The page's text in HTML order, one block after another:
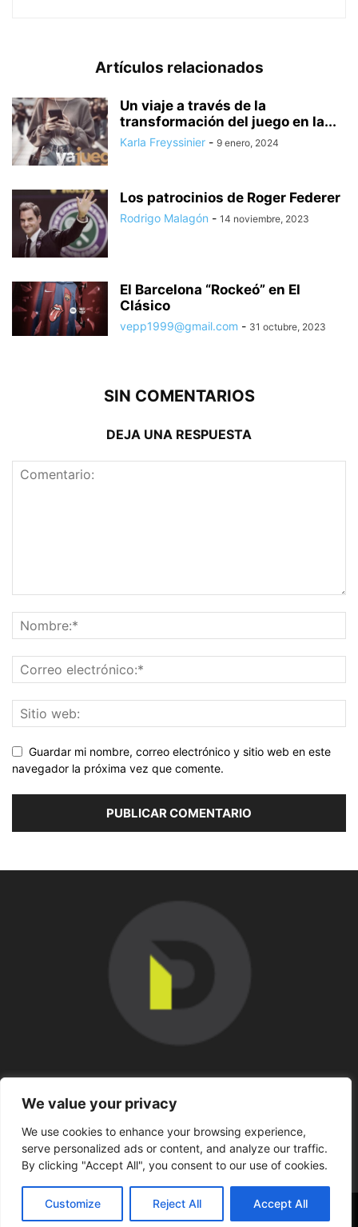
We value your privacy
We use cookies to enhance your browsing experience,
serve personalized ads or content, and analyze our traffic.
By clicking "Accept All", you consent to our use of cookies.
Customize Reject All Accept All
Artículos relacionados
Un viaje a través de la
transformación del juego en la...
Karla Freyssinier - 9 enero, 2024
Los patrocinios de Roger Federer
Rodrigo Malagón - 14 noviembre, 2023
El Barcelona “Rockeó” en El
Clásico
vepp1999@gmail.com - 31 octubre, 2023
SIN COMENTARIOS
DEJA UNA RESPUESTA
Guardar mi nombre, correo electrónico y sitio web en este
navegador la próxima vez que comente.
SÍGUENOS